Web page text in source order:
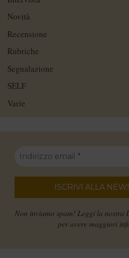
Novità
Recensione
Rubriche
Segnalazione
SELF
Varie
Non inviamo spam! Leggi la nostra
per avere maggiori